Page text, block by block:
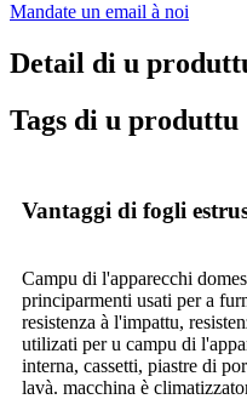
Mandate un email à noi
Detail di u
Tags di u produttu
Vantaggi di fogli
Campu di l'apparecchi
principarmenti usati per a
resistenza à l'impattu,
utilizati per u campu di
interna, cassetti, piastre di
lavà. macchina è